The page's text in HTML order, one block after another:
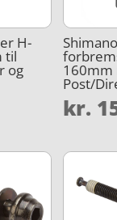
H-
til
og 160mm
Post/
kr.